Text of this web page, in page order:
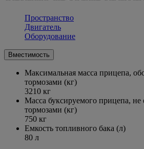
Пространство
Двигатель
Оборудование
Вместимость
Максимальная масса прицепа,
тормозами (кг)
3210 кг
Масса буксируемого прицепа, не
тормозами (кг)
750 кг
Емкость топливного бака (л)
80 л